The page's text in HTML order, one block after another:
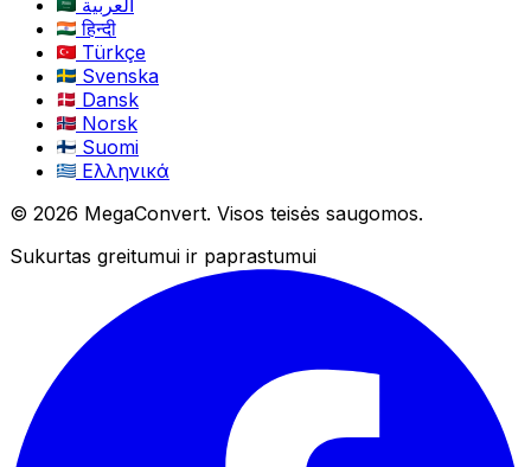
हिन्दी
Türkçe
Svenska
Dansk
Norsk
Suomi
Ελληνικά
© 2026 MegaConvert. Visos teisės saugomos.
Sukurtas greitumui ir paprastumui